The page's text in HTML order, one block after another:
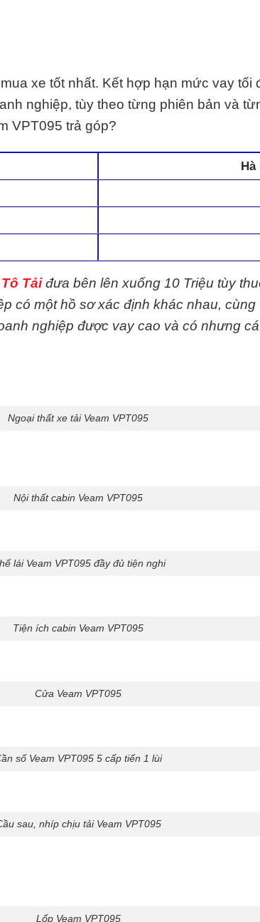
xe tốt nhất. Kết hợp hạn mức vay tối
nghiệp, tùy theo từng phiên bản và
VPT095 trả góp?
Hà
Tải đưa bên lên xuống 10 Triệu tùy
có một hồ sơ xác định khác nhau,
nghiệp được vay cao và có nhưng
Ngoại thất xe tải Veam VPT095
Nội thất cabin Veam VPT095
lái Veam VPT095 đầy đủ tiện nghi
Tiện ích cabin Veam VPT095
Cửa Veam VPT095
số Veam VPT095 5 cấp tiến 1 lùi
sau, nhíp chịu tải Veam VPT095
Lốp Veam VPT095